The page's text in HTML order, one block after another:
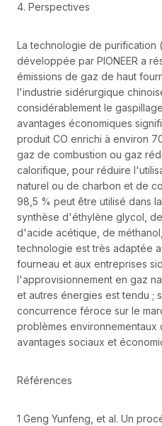
4. Perspectives
La technologie de purification
développée par PIONEER a
émissions de gaz de haut
l'industrie sidérurgique
considérablement le
avantages économiques
produit CO enrichi à environ
gaz de combustion ou gaz
calorifique, pour réduire
naturel ou de charbon et de
98,5 % peut être utilisé dans
synthèse d'éthylène glycol,
d'acide acétique, de
technologie est très adaptée
fourneau et aux entreprises
l'approvisionnement en gaz
et autres énergies est tendu ;
concurrence féroce sur le
problèmes environnementaux
avantages sociaux et
Références
1 Geng Yunfeng, et al. Un